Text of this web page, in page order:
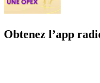
Obtenez l’app